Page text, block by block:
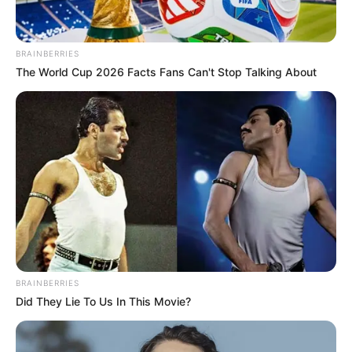
§1º deste artigo será de 57 (cinquenta e sete) anos, se
mulher, e 60 (sessenta) anos, se homem, para o agente
comunitário de saúde e o agente de combate às endemias
que comprovem o mínimo de 25 (vinte e cinco) anos de
tempo de contribuição e de efetivo exercício na respectiva
Art. 198.
IV – atuação obrigatória e permanente de agentes
comunitários de saúde e de agentes de combate às
endemias, cuja atividade é essencial ao sistema único de
saúde e exclusiva de profissionais legalmente habilitados;
--
BRAINBERRIES
The World Cup 2026 Facts Fans Can't Stop Talking About
BRAINBERRIES
Did They Lie To Us In This Movie?